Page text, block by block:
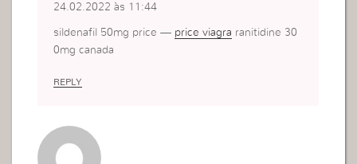
24.02.2022 às 11:44
sildenafil 50mg price — price viagra ranitidine 30
0mg canada
REPLY